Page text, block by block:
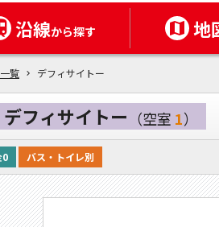
沿線から探す 地
覧 デフィサイトー
デフィサイトー （空室 1）
0 バス・トイレ別